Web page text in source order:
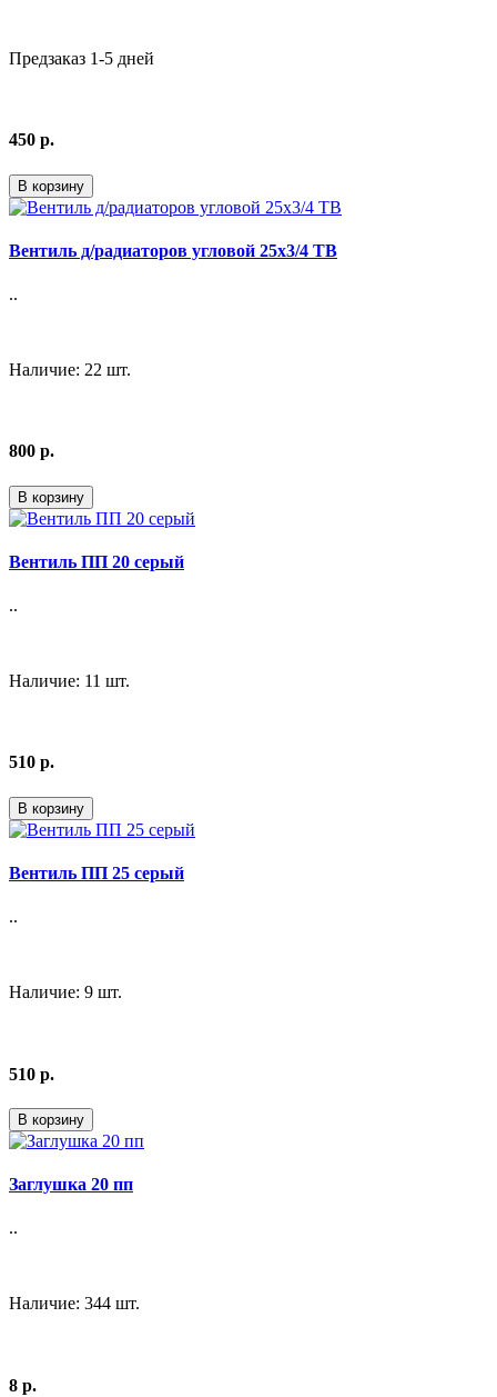
Предзаказ 1-5 дней
450 р.
В корзину
Вентиль д/радиаторов угловой 25х3/4 ТВ
..
Наличие: 22 шт.
800 р.
В корзину
Вентиль ПП 20 серый
..
Наличие: 11 шт.
510 р.
В корзину
Вентиль ПП 25 серый
..
Наличие: 9 шт.
510 р.
В корзину
Заглушка 20 пп
..
Наличие: 344 шт.
8 р.